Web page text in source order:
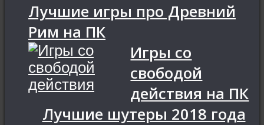
Лучшие игры про Древний
Рим на ПК
Игры со
свободой
действия на ПК
Лучшие шутеры 2018 года